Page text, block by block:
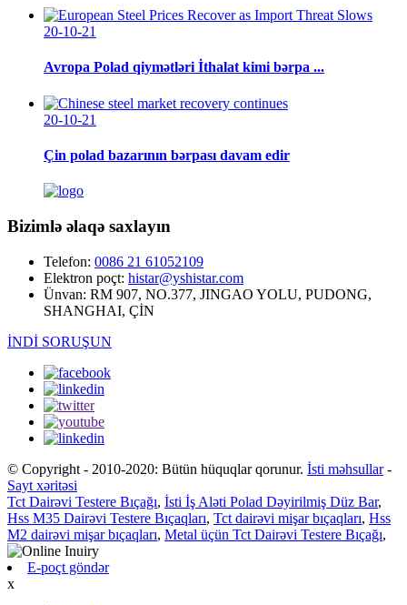
20-10-21
Avropa Polad qiymətləri İthalat kimi bərpa ...
20-10-21
Çin polad bazarının bərpası davam edir
Bizimlə əlaqə saxlayın
Telefon: 0086 21 61052109
Elektron poçt: histar@yshistar.com
Ünvan: RM 907, NO.377, JINGAO YOLU, PUDONG,
SHANGHAI, ÇİN
İNDİ SORUŞUN
© Copyright - 2010-2020: Bütün hüquqlar qorunur. İsti məhsullar-
Sayt xəritəsi
Tct Dairəvi Testere Bıçağı, İsti İş Aləti Polad Dəyirilmiş Düz Bar,
Hss M35 Dairəvi Testere Bıçaqları, Tct dairəvi mişar bıçaqları, Hss
M2 dairəvi mişar bıçaqları, Metal üçün Tct Dairəvi Testere Bıçağı,
E-poçt göndər
x